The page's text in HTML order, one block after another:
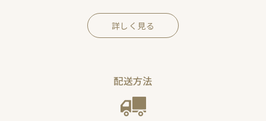
詳しく見る
配送方法